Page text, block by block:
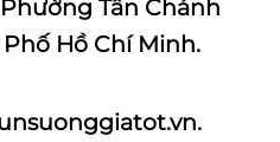
Tân Chánh
Hồ Chí Minh.